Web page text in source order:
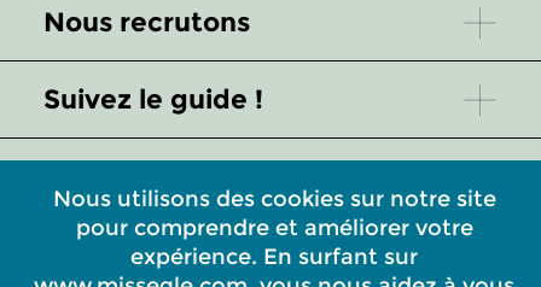
Nous utilisons des cookies sur notre site
pour comprendre et améliorer votre
expérience. En surfant sur
Nous recrutons
Suivez le guide !
L'univers de l'Atelier Missegle